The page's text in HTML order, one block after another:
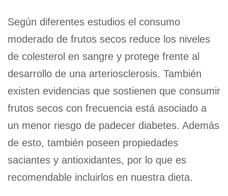
Según diferentes estudios el consumo
moderado de frutos secos reduce los niveles
de colesterol en sangre y protege frente al
desarrollo de una arteriosclerosis. También
existen evidencias que sostienen que consumir
frutos secos con frecuencia está asociado a
un menor riesgo de padecer diabetes. Además
de esto, también poseen propiedades
saciantes y antioxidantes, por lo que es
recomendable incluirlos en nuestra dieta.